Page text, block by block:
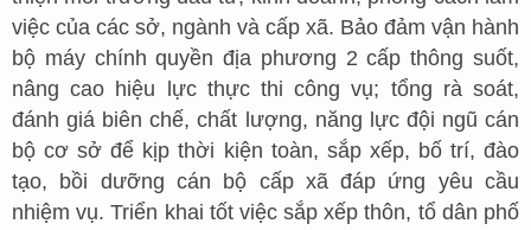
việc của các sở, ngành và cấp xã. Bảo đảm vận hành
bộ máy chính quyền địa phương 2 cấp thông suốt,
nâng cao hiệu lực thực thi công vụ; tổng rà soát,
đánh giá biên chế, chất lượng, năng lực đội ngũ cán
bộ cơ sở để kịp thời kiện toàn, sắp xếp, bố trí, đào
tạo, bồi dưỡng cán bộ cấp xã đáp ứng yêu cầu
nhiệm vụ. Triển khai tốt việc sắp xếp thôn, tổ dân phố